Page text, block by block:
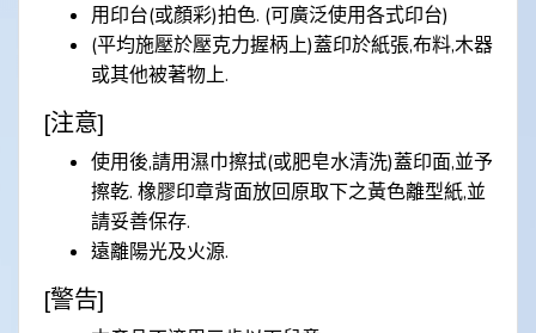
用印台(或顏彩)拍色. (可廣泛使用各式印台)
(平均施壓於壓克力握柄上)蓋印於紙張,布料,木器
或其他被著物上.
[注意]
使用後,請用濕巾擦拭(或肥皂水清洗)蓋印面,並予
擦乾. 橡膠印章背面放回原取下之黃色離型紙,並
請妥善保存.
遠離陽光及火源.
[警告]